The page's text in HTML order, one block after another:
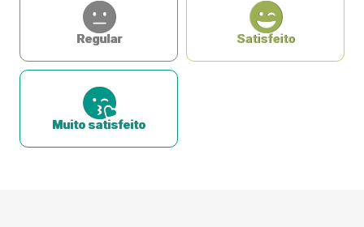
Regular Satisfeito
Muito satisfeito